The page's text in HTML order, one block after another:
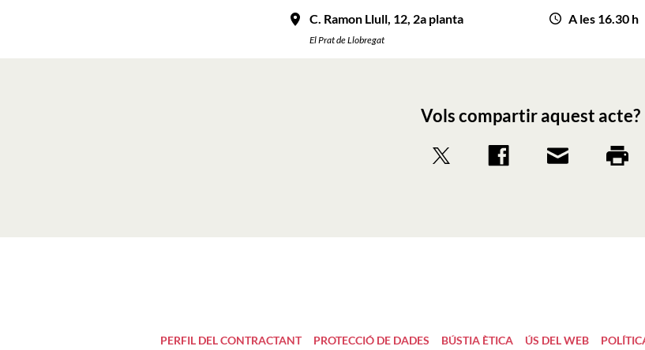
C. Ramon Llull, 12, 2a planta
El Prat de Llobregat
A les 16.30 h
Vols compartir aquest acte?
PERFIL DEL CONTRACTANT PROTECCIÓ DE DADES BÚSTIA ÈTICA ÚS DEL WEB